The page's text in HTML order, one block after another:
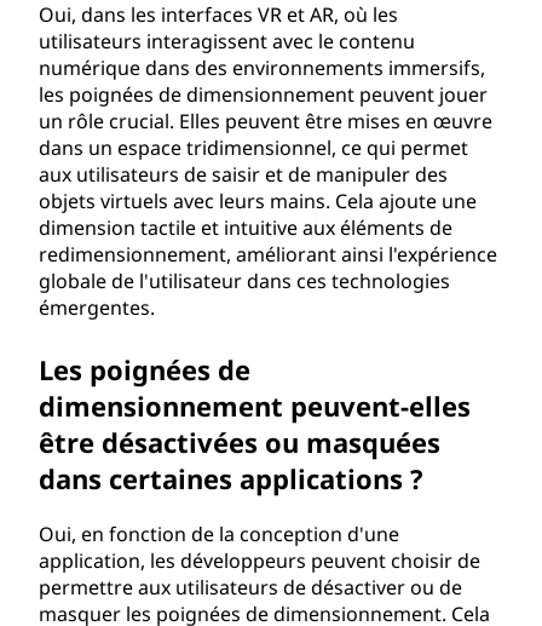
Oui, dans les interfaces VR et AR, où les
utilisateurs interagissent avec le contenu
numérique dans des environnements immersifs,
les poignées de dimensionnement peuvent jouer
un rôle crucial. Elles peuvent être mises en œuvre
dans un espace tridimensionnel, ce qui permet
aux utilisateurs de saisir et de manipuler des
objets virtuels avec leurs mains. Cela ajoute une
dimension tactile et intuitive aux éléments de
redimensionnement, améliorant ainsi l'expérience
globale de l'utilisateur dans ces technologies
émergentes.
Les poignées de
dimensionnement peuvent-elles
être désactivées ou masquées
dans certaines applications ?
Oui, en fonction de la conception d'une
application, les développeurs peuvent choisir de
permettre aux utilisateurs de désactiver ou de
masquer les poignées de dimensionnement. Cela